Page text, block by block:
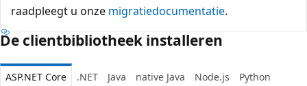
raadpleegt u onze migratiedocumentatie.
De clientbibliotheek installeren
ASP.NET Core .NET Java native Java Node.js Python